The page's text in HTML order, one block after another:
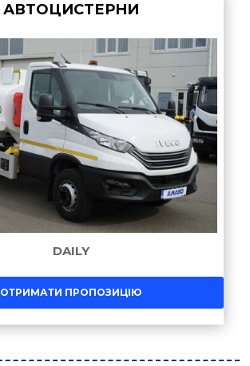
АВТОЦИСТЕРНИ
DAILY
ОТРИМАТИ ПРОПОЗИЦІЮ